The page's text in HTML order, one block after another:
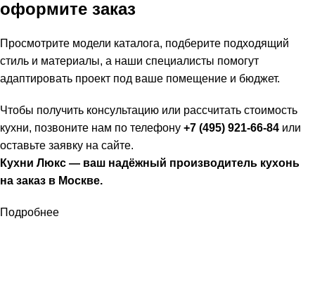
оформите заказ
Просмотрите модели каталога, подберите подходящий
стиль и материалы, а наши специалисты помогут
адаптировать проект под ваше помещение и бюджет.
Чтобы получить консультацию или рассчитать стоимость
кухни, позвоните нам по телефону +7 (495) 921-66-84 или
оставьте заявку на сайте.
Кухни Люкс — ваш надёжный производитель кухонь
на заказ в Москве.
Подробнее